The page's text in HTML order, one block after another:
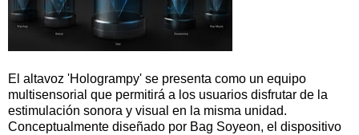
El altavoz 'Hologrampy' se presenta como un equipo
multisensorial que permitirá a los usuarios disfrutar de la
estimulación sonora y visual en la misma unidad.
Conceptualmente diseñado por Bag Soyeon, el dispositivo